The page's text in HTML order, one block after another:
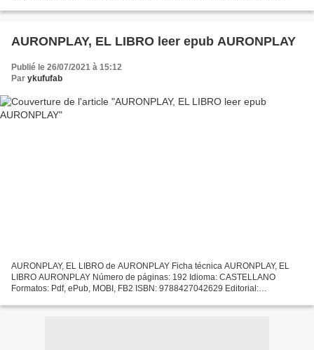
eBook gratis...
AURONPLAY, EL LIBRO leer epub AURONPLAY
Publié le 26/07/2021 à 15:12
Par ykufufab
AURONPLAY, EL LIBRO de AURONPLAY Ficha técnica AURONPLAY, EL
LIBRO AURONPLAY Número de páginas: 192 Idioma: CASTELLANO
Formatos: Pdf, ePub, MOBI, FB2 ISBN: 9788427042629 Editorial:
google...